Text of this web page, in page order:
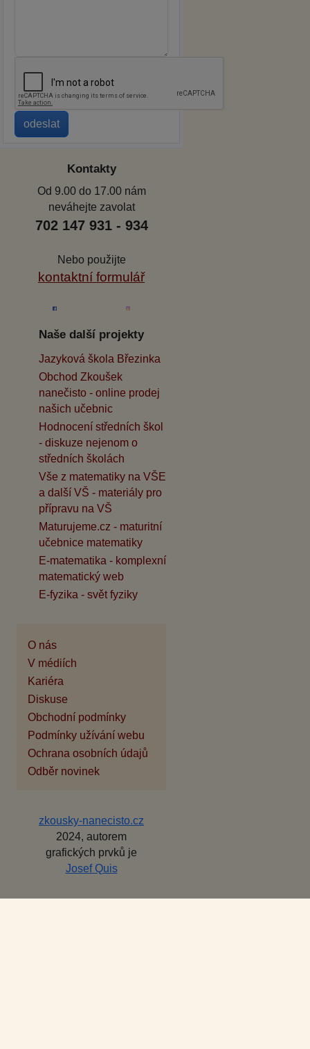
Kontakty
Od 9.00 do 17.00 nám
neváhejte zavolat
702 147 931 - 934
Nebo použijte
kontaktní formulář
Naše další projekty
Jazyková škola Březinka
Obchod Zkoušek
nanečisto - online prodej
našich učebnic
Hodnocení středních škol
- diskuze nejenom o
středních školách
Vše z matematiky na VŠE
a další VŠ - materiály pro
přípravu na VŠ
Maturujeme.cz - maturitní
učebnice matematiky
E-matematika - komplexní
matematický web
E-fyzika - svět fyziky
O nás
V médiích
Kariéra
Diskuse
Obchodní podmínky
Podmínky užívání webu
Ochrana osobních údajů
Odběr novinek
zkousky-nanecisto.cz
2024, autorem
grafických prvků je
Josef Quis